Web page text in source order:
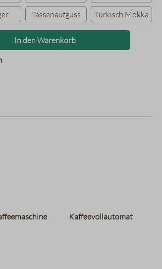
Tassenaufguss Türkisch Mokka
Anzahl: Gib den gewünschten
In den Warenkorb
Kaffeevollautomat